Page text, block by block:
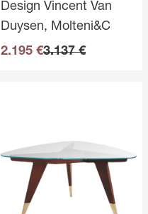
Design Vincent Van
Duysen, Molteni&C
2.195 €3.137 €